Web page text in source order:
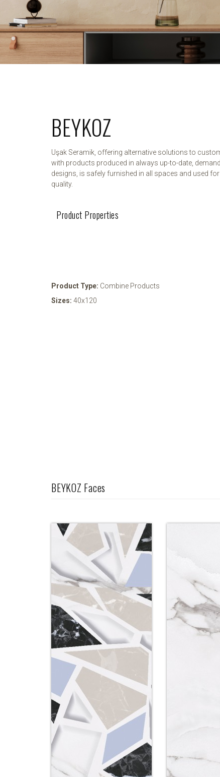
BEYKOZ
Uşak Seramik, offering alternative solutions to
with products produced in always up-to-date,
designs, is safely furnished in all spaces and used
quality.
Product Properties
Product Type: Combine Products
Sizes: 40x120
BEYKOZ Faces